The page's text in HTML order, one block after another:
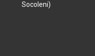
Socoleni)